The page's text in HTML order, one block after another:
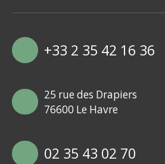
+33 2 35 42 16 36
25 rue des Drapiers
76600 Le Havre
02 35 43 02 70